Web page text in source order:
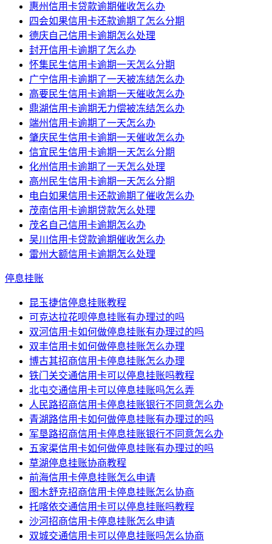
惠州信用卡贷款逾期催收怎么办
四会如果信用卡还款逾期了怎么分期
德庆自己信用卡逾期怎么处理
封开信用卡逾期了怎么办
怀集民生信用卡逾期一天怎么分期
广宁信用卡逾期了一天被冻结怎么办
高要民生信用卡逾期一天催收怎么办
鼎湖信用卡逾期无力偿被冻结怎么办
端州信用卡逾期了一天怎么办
肇庆民生信用卡逾期一天催收怎么办
信宜民生信用卡逾期一天怎么分期
化州信用卡逾期了一天怎么处理
高州民生信用卡逾期一天怎么分期
电白如果信用卡还款逾期了催收怎么办
茂南信用卡逾期贷款怎么处理
茂名自己信用卡逾期怎么办
吴川信用卡贷款逾期催收怎么办
雷州大额信用卡逾期怎么处理
停息挂账
昆玉捷信停息挂账教程
可克达拉花呗停息挂账有办理过的吗
双河信用卡如何做停息挂账有办理过的吗
双丰信用卡如何做停息挂账怎么办理
博古其招商信用卡停息挂账怎么办理
铁门关交通信用卡可以停息挂账吗教程
北屯交通信用卡可以停息挂账吗怎么弄
人民路招商信用卡停息挂账银行不同意怎么办
青湖路信用卡如何做停息挂账有办理过的吗
军垦路招商信用卡停息挂账银行不同意怎么办
五家渠信用卡如何做停息挂账有办理过的吗
草湖停息挂账协商教程
前海信用卡停息挂账怎么申请
图木舒克招商信用卡停息挂账怎么协商
托喀依交通信用卡可以停息挂账吗教程
沙河招商信用卡停息挂账怎么申请
双城交通信用卡可以停息挂账吗怎么协商